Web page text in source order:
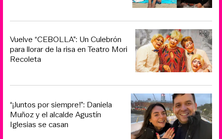
Vuelve “CEBOLLA”: Un Culebrón
para llorar de la risa en Teatro Mori
Recoleta
“¡Juntos por siempre!”: Daniela
Muñoz y el alcalde Agustín
Iglesias se casan